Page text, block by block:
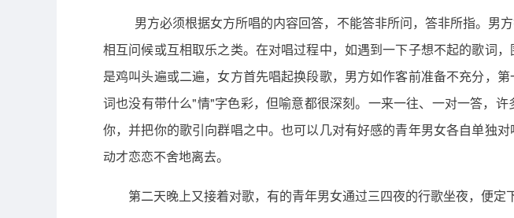
男方必须根据女方所唱的内容回答，不能答非所问，答非所指。男
相互问候或互相取乐之类。在对唱过程中，如遇到一下子想不起的歌词
是鸡叫头遍或二遍，女方首先唱起换段歌，男方如作客前准备不充分，
词也没有带什么"情"字色彩，但喻意都很深刻。一来一往、一对一答，
你，并把你的歌引向群唱之中。也可以几对有好感的青年男女各自单独
动才恋恋不舍地离去。
第二天晚上又接着对歌，有的青年男女通过三四夜的行歌坐夜，便定